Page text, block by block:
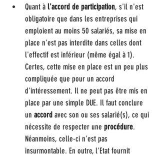
Quant à l'accord de participation, s'il n'est
obligatoire que dans les entreprises qui
emploient au moins 50 salariés, sa mise en
place n'est pas interdite dans celles dont
l'effectif est inférieur (même égal à 1).
Certes, cette mise en place est un peu plus
compliquée que pour un accord
d'intéressement. Il ne peut pas être mis en
place par une simple DUE. Il faut conclure
un accord avec son ou ses salarié(s), ce qui
nécessite de respecter une procédure.
Néanmoins, celle-ci n'est pas
insurmontable. En outre, l'Etat fournit